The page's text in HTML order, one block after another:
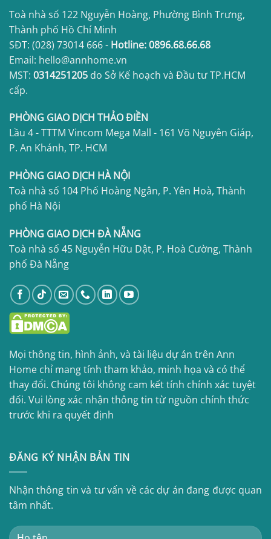
Toà nhà số 122 Nguyễn Hoàng, Phường Bình Trưng,
Thành phố Hồ Chí Minh
SĐT: (028) 73014 666- Hotline:0896.68.66.68
Email: hello@annhome.vn
MST: 0314251205 do Sở Kế hoạch và Đầu tư TP.HCM
cấp.
PHÒNG GIAO DỊCH THẢO ĐIỀN
Lầu 4 - TTTM Vincom Mega Mall - 161 Võ Nguyên Giáp,
P. An Khánh, TP. HCM
PHÒNG GIAO DỊCH HÀ NỘI
Toà nhà số 104 Phố Hoàng Ngân, P. Yên Hoà, Thành
phố Hà Nội
PHÒNG GIAO DỊCH ĐÀ NẴNG
Toà nhà số 45 Nguyễn Hữu Dật, P. Hoà Cường, Thành
phố Đà Nẵng
Mọi thông tin, hình ảnh, và tài liệu dự án trên Ann
Home chỉ mang tính tham khảo, minh họa và có thể
thay đổi. Chúng tôi không cam kết tính chính xác tuyệt
đối. Vui lòng xác nhận thông tin từ nguồn chính thức
trước khi ra quyết định
ĐĂNG KÝ NHẬN BẢN TIN
Nhận thông tin và tư vấn về các dự án đang được quan
tâm nhất.